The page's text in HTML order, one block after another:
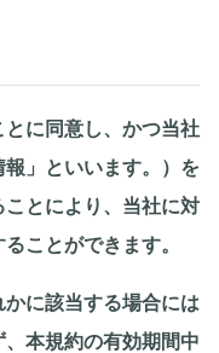
に同意し、かつ当社
」といいます。）を
とにより、当社に対
ことができます。
に該当する場合には
本規約の有効期間中